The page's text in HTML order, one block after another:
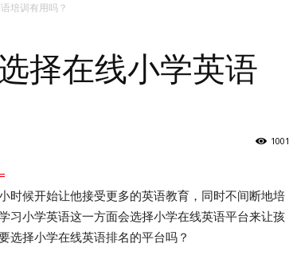
培训有用吗？
择在线小学英语
1001
时候开始让他接受更多的英语教育，同时不间断地培
习小学英语这一方面会选择小学在线英语平台来让孩
选择小学在线英语排名的平台吗？